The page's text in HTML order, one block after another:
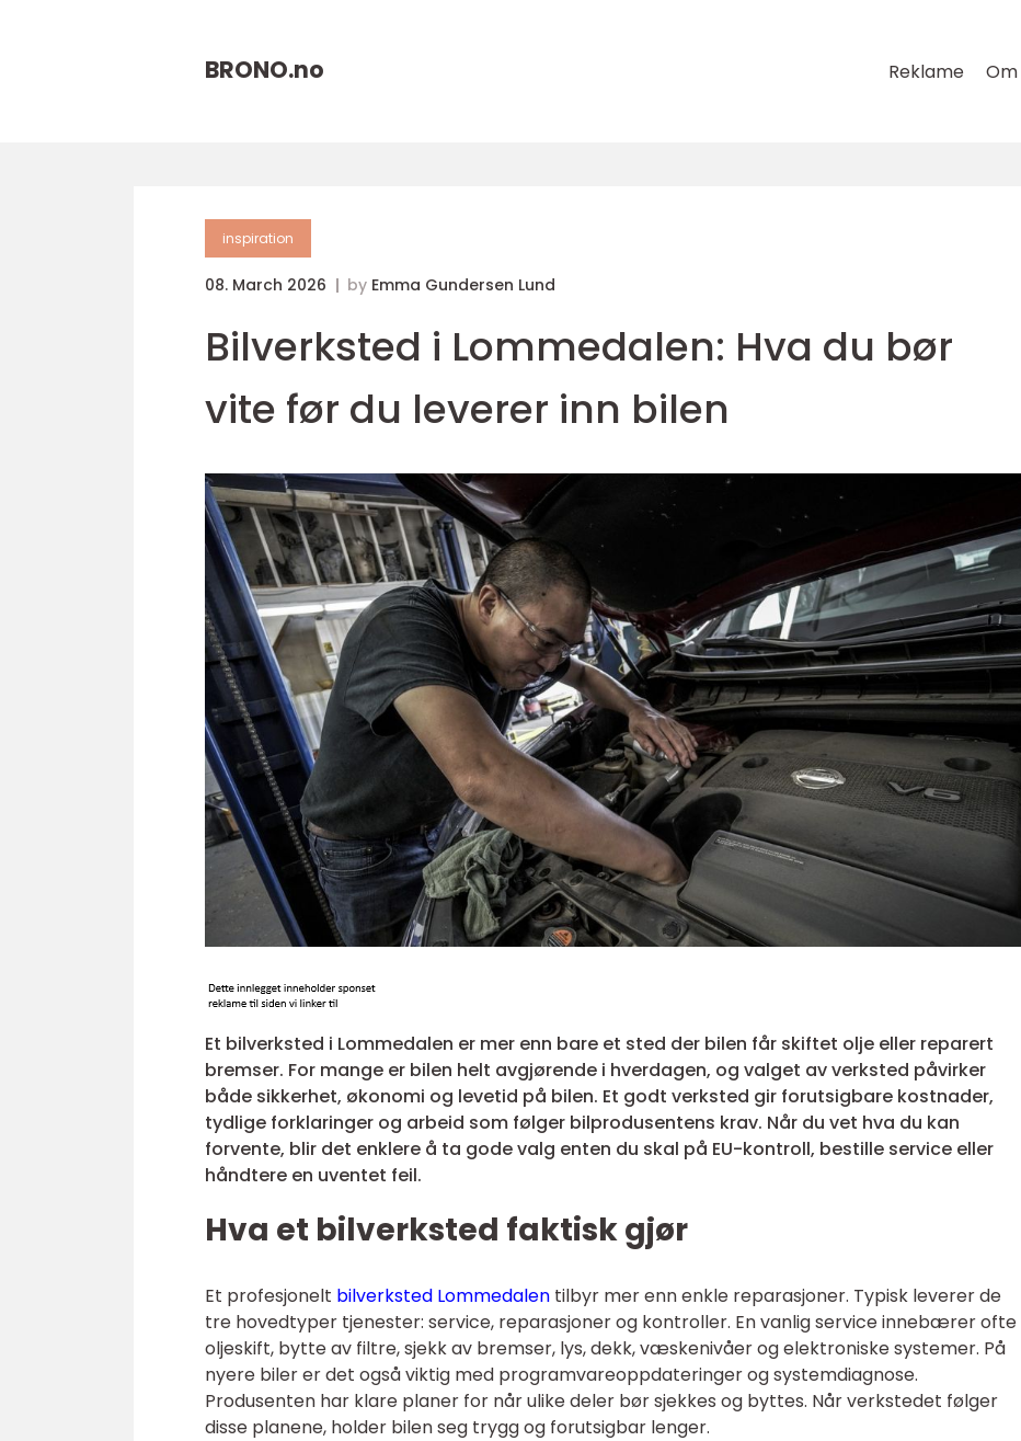
BRONO.no Reklame Om
inspiration
08. March 2026 by Emma Gundersen Lund
Bilverksted i Lommedalen: Hva du bør
vite før du leverer inn bilen
Et bilverksted i Lommedalen er mer enn bare et sted der bilen får skiftet olje eller reparert
bremser. For mange er bilen helt avgjørende i hverdagen, og valget av verksted påvirker
både sikkerhet, økonomi og levetid på bilen. Et godt verksted gir forutsigbare kostnader,
tydlige forklaringer og arbeid som følger bilprodusentens krav. Når du vet hva du kan
forvente, blir det enklere å ta gode valg enten du skal på EU-kontroll, bestille service eller
håndtere en uventet feil.
Hva et bilverksted faktisk gjør
Et profesjonelt bilverksted Lommedalen tilbyr mer enn enkle reparasjoner. Typisk leverer de
tre hovedtyper tjenester: service, reparasjoner og kontroller. En vanlig service innebærer ofte
oljeskift, bytte av filtre, sjekk av bremser, lys, dekk, væskenivåer og elektroniske systemer. På
nyere biler er det også viktig med programvareoppdateringer og systemdiagnose.
Produsenten har klare planer for når ulike deler bør sjekkes og byttes. Når verkstedet følger
disse planene, holder bilen seg trygg og forutsigbar lenger.